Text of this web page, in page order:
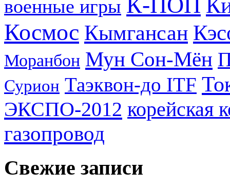
военные игры
Космос Кымгансан
Моранбон Мун Сон-Мён
Сурион Таэквон-до ITF
ЭКСПО-2012 корейская
газопровод
Свежие записи